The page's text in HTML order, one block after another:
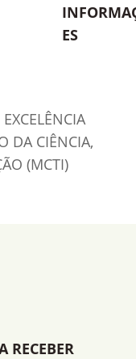
ES
DA CIÊNCIA,
(MCTI)
RECEBER